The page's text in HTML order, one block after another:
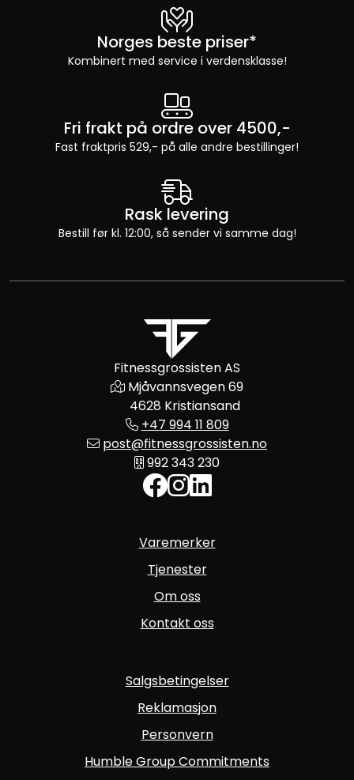
Norges beste priser*
Kombinert med service i verdensklasse!
Fri frakt på ordre over 4500,-
Fast fraktpris 529,- på alle andre bestillinger!
Rask levering
Bestill før kl. 12:00, så sender vi samme dag!
Fitnessgrossisten AS
Mjåvannsvegen 69
4628 Kristiansand
+47 994 11 809
post@fitnessgrossisten.no
992 343 230
Varemerker
Tjenester
Om oss
Kontakt oss
Salgsbetingelser
Reklamasjon
Personvern
Humble Group Commitments